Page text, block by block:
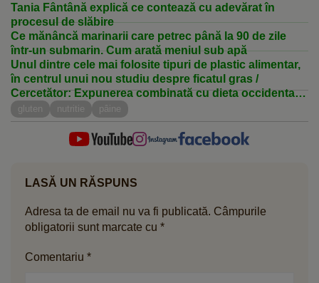
Tania Fântână explică ce contează cu adevărat în
procesul de slăbire
Ce mănâncă marinarii care petrec până la 90 de zile
într-un submarin. Cum arată meniul sub apă
Unul dintre cele mai folosite tipuri de plastic alimentar,
în centrul unui nou studiu despre ficatul gras /
Cercetător: Expunerea combinată cu dieta occidentală
a agravat efectele
gluten nutritie pâine
LASĂ UN RĂSPUNS
Adresa ta de email nu va fi publicată. Câmpurile
obligatorii sunt marcate cu *
Comentariu *